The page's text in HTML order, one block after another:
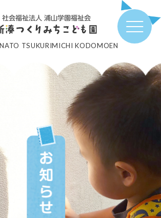
社会福祉法人 浦山学園福祉会
TSUKURIMICHI KODOMOEN
お知らせ